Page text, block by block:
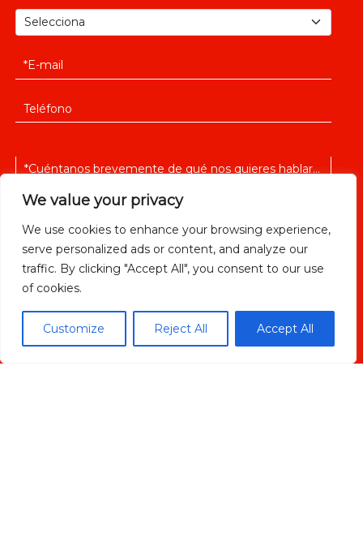
We value your privacy
We use cookies to enhance your browsing experience,
serve personalized ads or content, and analyze our
traffic. By clicking "Accept All", you consent to our use
of cookies.
Customize Reject All Accept All
He leido y acepto la política de privacidad
ENVIAR